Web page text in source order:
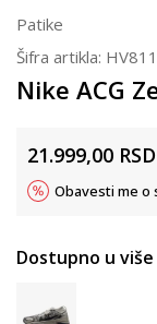
Patike
Šifra artikla:
Nike ACG
21.999,00 RSD
Obavesti me o
Dostupno u